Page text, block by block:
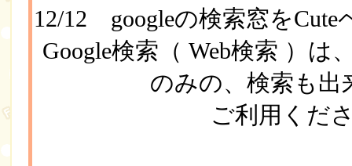
12/12 googleの検索窓を
Google検索（ Web検索 ）
のみの、検索も出
ご利用くだ